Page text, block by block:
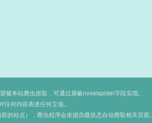
本站爬虫抓取，可通过屏蔽novelspider字段实现。
何内容表述任何立场。
站点），爬虫程序会依据负载状态自动爬取相关页面。